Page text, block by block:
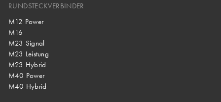
RUNDSTECKVERBINDER
M12 Power
M16
M23 Signal
M23 Leistung
M23 Hybrid
M40 Power
M40 Hybrid